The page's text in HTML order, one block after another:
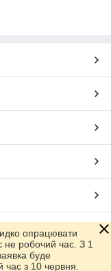
опрацювати
не робочий час. З 1
буде
з 10 червня.